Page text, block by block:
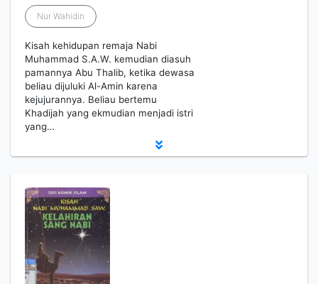
Nur Wahidin
Kisah kehidupan remaja Nabi
Muhammad S.A.W. kemudian diasuh
pamannya Abu Thalib, ketika dewasa
beliau dijuluki Al-Amin karena
kejujurannya. Beliau bertemu
Khadijah yang ekmudian menjadi istri
yang…